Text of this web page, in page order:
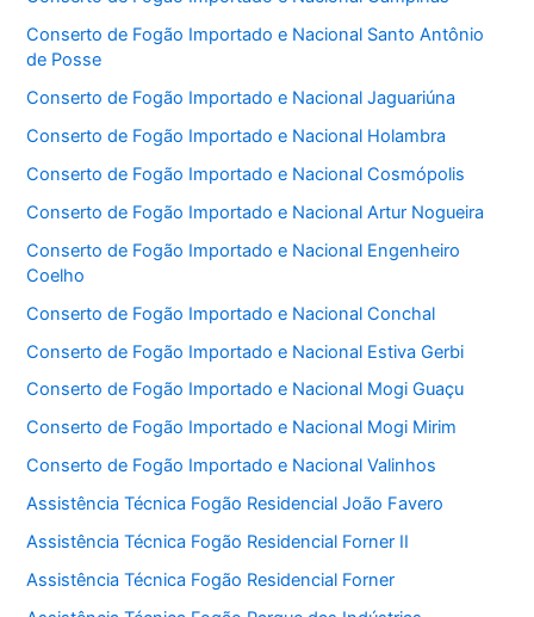
Conserto de Fogão Importado e Nacional Santo Antônio
de Posse
Conserto de Fogão Importado e Nacional Jaguariúna
Conserto de Fogão Importado e Nacional Holambra
Conserto de Fogão Importado e Nacional Cosmópolis
Conserto de Fogão Importado e Nacional Artur Nogueira
Conserto de Fogão Importado e Nacional Engenheiro
Coelho
Conserto de Fogão Importado e Nacional Conchal
Conserto de Fogão Importado e Nacional Estiva Gerbi
Conserto de Fogão Importado e Nacional Mogi Guaçu
Conserto de Fogão Importado e Nacional Mogi Mirim
Conserto de Fogão Importado e Nacional Valinhos
Assistência Técnica Fogão Residencial João Favero
Assistência Técnica Fogão Residencial Forner II
Assistência Técnica Fogão Residencial Forner